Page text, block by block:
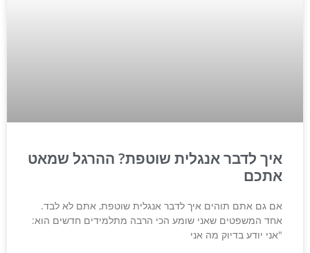
איך לדבר אנגלית שוטפת? ההרגל שמאט
אתכם
אם גם אתם תוהים איך לדבר אנגלית שוטפת, אתם לא לבד.
אחד המשפטים שאני שומע הכי הרבה מתלמידים חדשים הוא:
"אני יודע בדיוק מה אני